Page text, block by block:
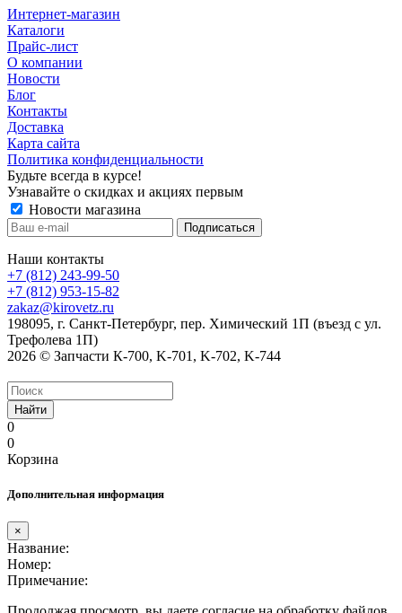
Интернет-магазин
Каталоги
Прайс-лист
О компании
Новости
Блог
Контакты
Доставка
Карта сайта
Политика конфиденциальности
Будьте всегда в курсе!
Узнавайте о скидках и акциях первым
Новости магазина
Наши контакты
+7 (812) 243-99-50
+7 (812) 953-15-82
zakaz@kirovetz.ru
198095, г. Санкт-Петербург, пер. Химический 1П (въезд с ул.
Трефолева 1П)
2026 © Запчасти К-700, K-701, K-702, K-744
Найти
0
0
Корзина
Дополнительная информация
×
Название:
Номер:
Примечание: